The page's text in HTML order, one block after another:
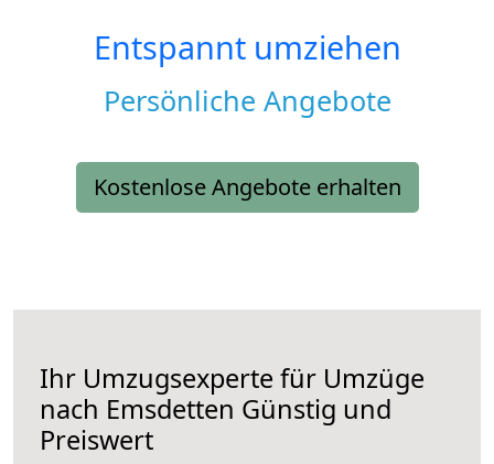
Entspannt umziehen
Persönliche Angebote
Kostenlose Angebote erhalten
Ihr Umzugsexperte für Umzüge
nach Emsdetten Günstig und
Preiswert